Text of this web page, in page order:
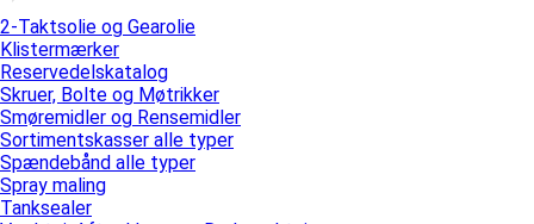
2-Taktsolie og Gearolie
Klistermærker
Reservedelskatalog
Skruer, Bolte og Møtrikker
Smøremidler og Rensemidler
Sortimentskasser alle typer
Spændebånd alle typer
Spray maling
Tanksealer